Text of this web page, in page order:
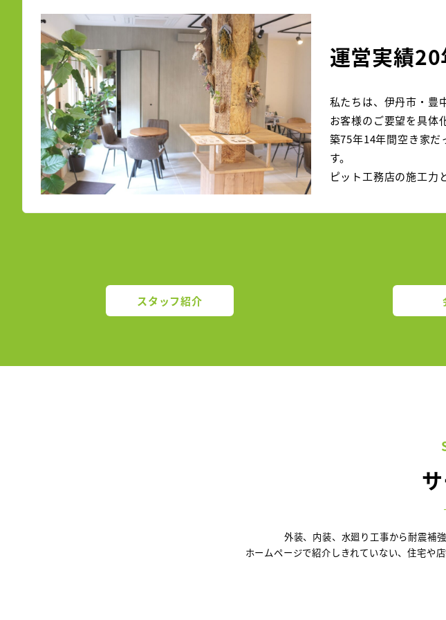
運営実績
私たちは、伊丹市・豊
お客様のご要望を具体
築75年14年間空き家
す。
ピット工務店の施工力
スタッフ紹介
外装、内装、水廻り工事から耐震補
ホームページで紹介しきれていない、住宅や